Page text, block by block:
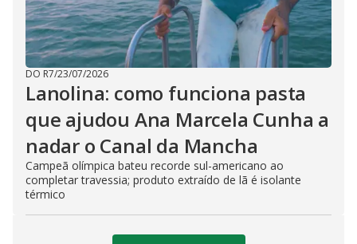
DO R7/23/07/2026
Lanolina: como funciona pasta
que ajudou Ana Marcela Cunha a
nadar o Canal da Mancha
Campeã olímpica bateu recorde sul-americano ao
completar travessia; produto extraído de lã é isolante
térmico